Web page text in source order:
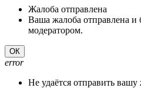
Жалоба отправлена
Ваша жалоба отправлена и
модератором.
ОК
error
Не удаётся отправить вашу